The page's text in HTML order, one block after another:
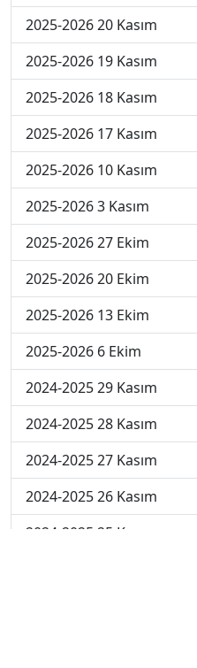
2025-2026 20 Kasım
2025-2026 19 Kasım
2025-2026 18 Kasım
2025-2026 17 Kasım
2025-2026 10 Kasım
2025-2026 3 Kasım
2025-2026 27 Ekim
2025-2026 20 Ekim
2025-2026 13 Ekim
2025-2026 6 Ekim
2024-2025 29 Kasım
2024-2025 28 Kasım
2024-2025 27 Kasım
2024-2025 26 Kasım
2024-2025 25 Kasım